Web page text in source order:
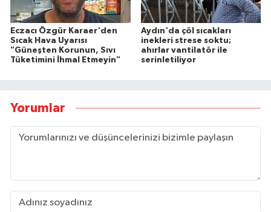
Eczacı Özgür Karaer'den
Sıcak Hava Uyarısı
"Güneşten Korunun, Sıvı
Tüketimini İhmal Etmeyin"
Aydın'da çöl sıcakları
inekleri strese soktu;
ahırlar vantilatör ile
serinletiliyor
Yorumlar